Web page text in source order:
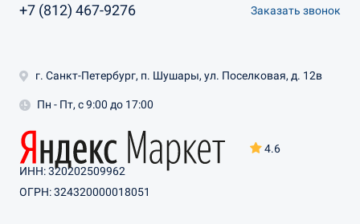
+7 (812) 467-9276 Заказать звонок
4.6
г. Санкт-Петербург, п. Шушары, ул. Поселковая, д. 12в
Пн - Пт, с 9:00 до 17:00
ИНН: 320202509962
ОГРН: 324320000018051